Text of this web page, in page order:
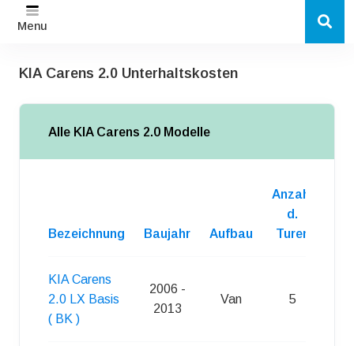
Menu
KIA Carens 2.0 Unterhaltskosten
Alle KIA Carens 2.0 Modelle
Bezeichnung Baujahr Aufbau
Anzahl
d.
Turen
KIA Carens
2.0 LX Basis
( BK )
2006 -
2013
Van 5